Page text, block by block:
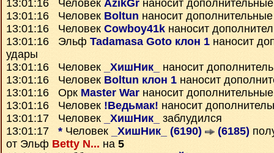
13:01:16 Человек AzikGr наносит
13:01:16 Человек Boltun наносит
13:01:16 Человек Cowboy41k наносит
13:01:16 Эльф Tadamasa Goto клон 1 наносит
удары
13:01:16 Человек
_ХишНик_
наносит
13:01:16 Человек Boltun клон 1 наносит
13:01:16 Орк Master War наносит
13:01:16 Человек !Ведьмак! наносит
13:01:17 Человек
_ХишНик_
заблудился
13:01:17 * Человек _ХишНик_ (6190) (6185)
от Эльф Betty N... на 5